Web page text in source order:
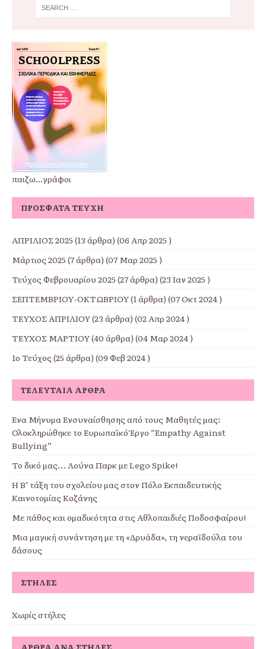
παιζω...γράφοι
ΠΡΌΣΦΑΤΑ ΤΕΎΧΗ
ΑΠΡΙΛΙΟΣ 2025 (13 άρθρα) (06 Απρ 2025 )
Μάρτιος 2025 (7 άρθρα) (07 Μαρ 2025 )
Τεύχος Φεβρουαρίου 2025 (27 άρθρα) (23 Ιαν 2025 )
ΣΕΠΤΕΜΒΡΙΟΥ-ΟΚΤΩΒΡΙΟΥ(1 άρθρα) (07 Οκτ 2024 )
ΤΕΥΧΟΣ ΑΠΡΙΛΙΟΥ(23 άρθρα) (02 Απρ 2024 )
ΤΕΥΧΟΣ ΜΑΡΤΙΟΥ(40 άρθρα) (04 Μαρ 2024 )
1ο Τεύχος (25 άρθρα) (09 Φεβ 2024 )
ΤΕΛΕΥΤΑΊΑ ΆΡΘΡΑ
Ένα Μήνυμα Ενσυναίσθησης από τους Μαθητές μας:
Ολοκληρώθηκε το Ευρωπαϊκό Έργο “Empathy Against
Bullying”
Το δικό μας… Λούνα Παρκ με Lego Spike!
Η Β’ τάξη του σχολείου μας στον Πόλο Εκπαιδευτικής
Καινοτομίας Κοζάνης
Με πάθος και ομαδικότητα στις Αθλοπαιδιές Ποδοσφαίρου!
Μια μαγική συνάντηση με τη «Δρυάδα», τη νεραϊδούλα του
δάσους
ΣΤΉΛΕΣ
Χωρίς στήλες